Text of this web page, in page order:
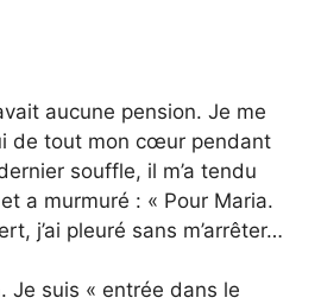
aucune pension. Je me
de tout mon cœur pendant
souffle, il m’a tendu
a murmuré : « Pour Maria.
j’ai pleuré sans m’arrêter…
Je suis « entrée dans le